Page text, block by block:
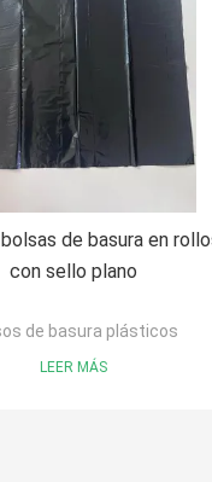
de basura en
con sello plano
de basura plásticos
LEER MÁS